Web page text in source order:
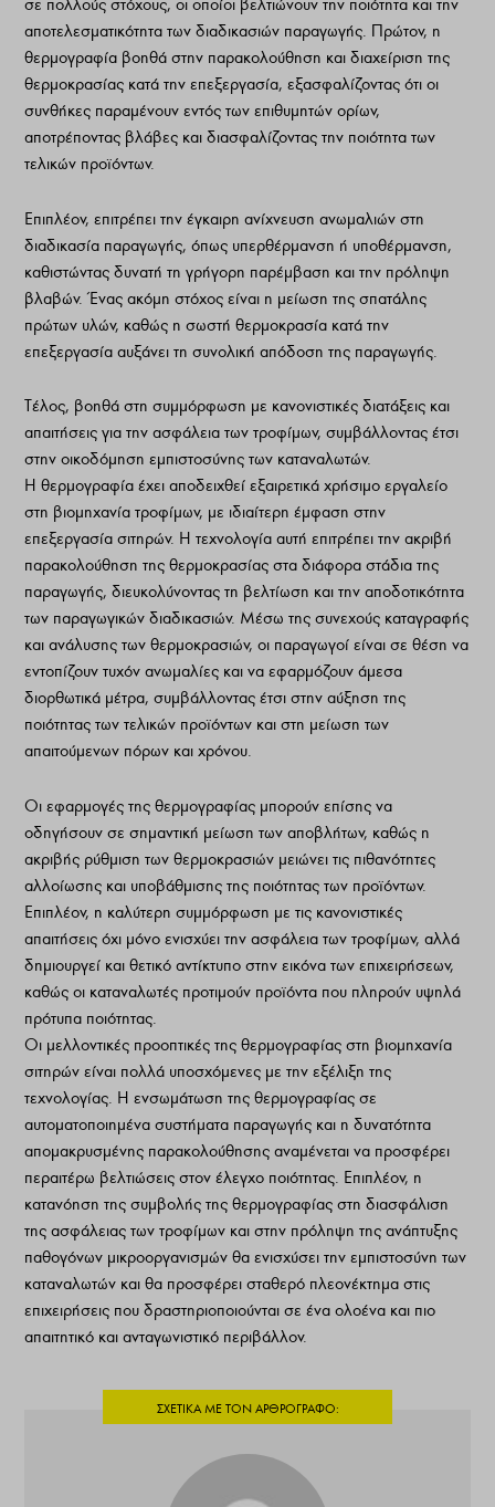
σε πολλούς στόχους, οι οποίοι βελτιώνουν την ποιότητα και την
αποτελεσματικότητα των διαδικασιών παραγωγής. Πρώτον, η
θερμογραφία βοηθά στην παρακολούθηση και διαχείριση της
θερμοκρασίας κατά την επεξεργασία, εξασφαλίζοντας ότι οι
συνθήκες παραμένουν εντός των επιθυμητών ορίων,
αποτρέποντας βλάβες και διασφαλίζοντας την ποιότητα των
τελικών προϊόντων.
Επιπλέον, επιτρέπει την έγκαιρη ανίχνευση ανωμαλιών στη
διαδικασία παραγωγής, όπως υπερθέρμανση ή υποθέρμανση,
καθιστώντας δυνατή τη γρήγορη παρέμβαση και την πρόληψη
βλαβών. Ένας ακόμη στόχος είναι η μείωση της σπατάλης
πρώτων υλών, καθώς η σωστή θερμοκρασία κατά την
επεξεργασία αυξάνει τη συνολική απόδοση της παραγωγής.
Τέλος, βοηθά στη συμμόρφωση με κανονιστικές διατάξεις και
απαιτήσεις για την ασφάλεια των τροφίμων, συμβάλλοντας έτσι
στην οικοδόμηση εμπιστοσύνης των καταναλωτών.
Η θερμογραφία έχει αποδειχθεί εξαιρετικά χρήσιμο εργαλείο
στη βιομηχανία τροφίμων, με ιδιαίτερη έμφαση στην
επεξεργασία σιτηρών. Η τεχνολογία αυτή επιτρέπει την ακριβή
παρακολούθηση της θερμοκρασίας στα διάφορα στάδια της
παραγωγής, διευκολύνοντας τη βελτίωση και την αποδοτικότητα
των παραγωγικών διαδικασιών. Μέσω της συνεχούς καταγραφής
και ανάλυσης των θερμοκρασιών, οι παραγωγοί είναι σε θέση να
εντοπίζουν τυχόν ανωμαλίες και να εφαρμόζουν άμεσα
διορθωτικά μέτρα, συμβάλλοντας έτσι στην αύξηση της
ποιότητας των τελικών προϊόντων και στη μείωση των
απαιτούμενων πόρων και χρόνου.
Οι εφαρμογές της θερμογραφίας μπορούν επίσης να
οδηγήσουν σε σημαντική μείωση των αποβλήτων, καθώς η
ακριβής ρύθμιση των θερμοκρασιών μειώνει τις πιθανότητες
αλλοίωσης και υποβάθμισης της ποιότητας των προϊόντων.
Επιπλέον, η καλύτερη συμμόρφωση με τις κανονιστικές
απαιτήσεις όχι μόνο ενισχύει την ασφάλεια των τροφίμων, αλλά
δημιουργεί και θετικό αντίκτυπο στην εικόνα των επιχειρήσεων,
καθώς οι καταναλωτές προτιμούν προϊόντα που πληρούν υψηλά
πρότυπα ποιότητας.
Οι μελλοντικές προοπτικές της θερμογραφίας στη βιομηχανία
σιτηρών είναι πολλά υποσχόμενες με την εξέλιξη της
τεχνολογίας. Η ενσωμάτωση της θερμογραφίας σε
αυτοματοποιημένα συστήματα παραγωγής και η δυνατότητα
απομακρυσμένης παρακολούθησης αναμένεται να προσφέρει
περαιτέρω βελτιώσεις στον έλεγχο ποιότητας. Επιπλέον, η
κατανόηση της συμβολής της θερμογραφίας στη διασφάλιση
της ασφάλειας των τροφίμων και στην πρόληψη της ανάπτυξης
παθογόνων μικροοργανισμών θα ενισχύσει την εμπιστοσύνη των
καταναλωτών και θα προσφέρει σταθερό πλεονέκτημα στις
επιχειρήσεις που δραστηριοποιούνται σε ένα ολοένα και πιο
απαιτητικό και ανταγωνιστικό περιβάλλον.